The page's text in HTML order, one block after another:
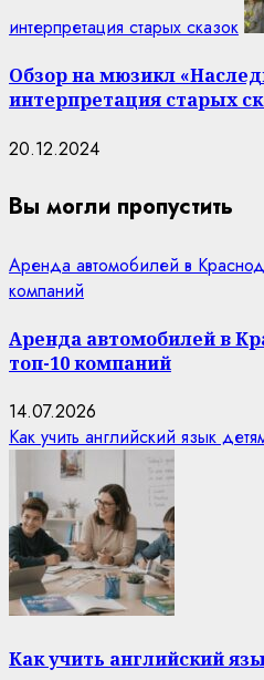
интерпретация старых сказок
Обзор на мюзикл
интерпретация старых
20.12.2024
Вы могли пропустить
Аренда автомобилей в
компаний
Аренда автомобилей в
топ-10 компаний
14.07.2026
Как учить английский язык
Как учить английский